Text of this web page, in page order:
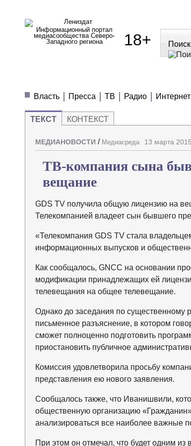
Информационный портал
медиасообщества Северо-
Западного региона
18+ Поиск
Власть
Пресса ТВ Радио Интернет
ТЕКСТ КОНТЕКСТ
МЕДИАНОВОСТИ / Медиасреда 13 марта
ТВ-компания сына
вещание
GDS TV получила общую лицензию на
Телекомпанией владеет сын бывшего
«Телекомпания GDS TV стала
информационных выпусков и
Как сообщалось, GNCC на основании
модификации принадлежащих ей
телевещания на общее телевещание.
Однако до заседания по существенному
письменное разъяснение, в котором
сможет полноценно подготовить
приостановить публичное
Комиссия удовлетворила просьбу
представления ею нового заявления.
Сообщалось также, что Иванишвили,
общественную организацию
анализироваться все наиболее важные
При этом он отмечал, что будет одним